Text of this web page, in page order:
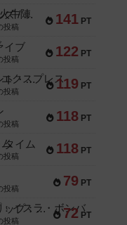
141 PT
ファイアー・ブルズ / 火牛陣
投稿
122 PT
イブ
投稿
119 PT
トランスオリエント・エクスプレス
投稿
118 PT
投稿
118 PT
タイム
投稿
79 PT
投稿
72 PT
キャプテン・フリップ：イスラ・ボンバ
投稿